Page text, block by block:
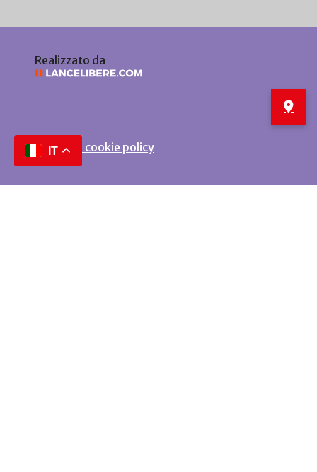
Realizzato da
Privacy e cookie policy
IT